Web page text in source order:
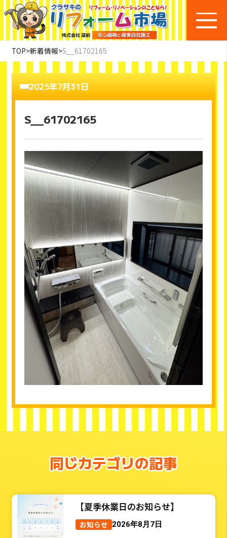
TOP>新着情報>S__61702165
2025年7月31日
S__61702165
同じカテゴリの記事
【夏季休業日のお知らせ】
お知らせ 2026年8月7日